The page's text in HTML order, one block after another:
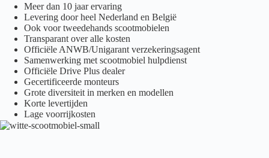
Meer dan 10 jaar ervaring
Levering door heel Nederland en België
Ook voor tweedehands scootmobielen
Transparant over alle kosten
Officiële ANWB/Unigarant verzekeringsagent
Samenwerking met scootmobiel hulpdienst
Officiële Drive Plus dealer
Gecertificeerde monteurs
Grote diversiteit in merken en modellen
Korte levertijden
Lage voorrijkosten